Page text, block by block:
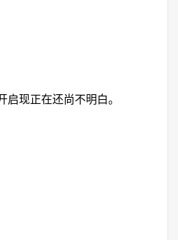
现正在还尚不明白。